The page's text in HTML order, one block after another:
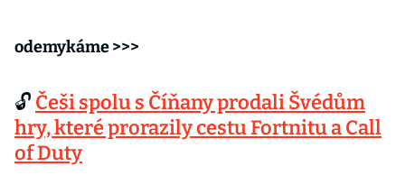
odemykáme >>>
🔓 Češi spolu s Číňany prodali Švédům
hry, které prorazily cestu Fortnitu a Call
of Duty